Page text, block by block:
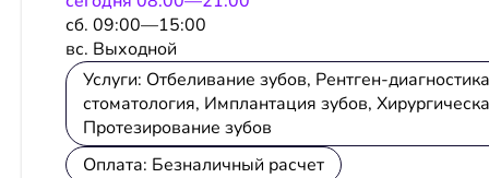
сб. 09:00—15:00
вс. Выходной
Услуги: Отбеливание зубов, Рентген-
стоматология, Имплантация зубов,
Протезирование зубов
Оплата: Безналичный расчет